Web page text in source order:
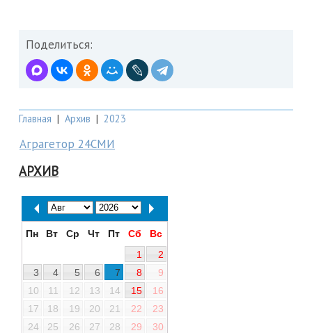
Поделиться:
Главная | Архив | 2023
Аграгетор 24СМИ
АРХИВ
Пн Вт Ср Чт Пт Сб
Вс
1
2
3
4 5 6 7 8
9
10
11 12 13 14 15
16
17
18 19 20 21 22
23
24
25 26 27 28 29
30